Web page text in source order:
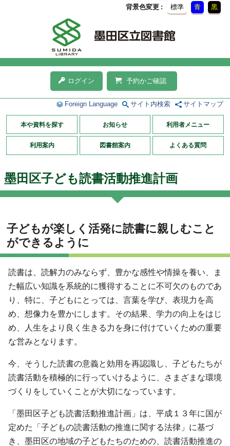
背景色変更 標準 青 黒
ログイン 予約かご確認
Foreign Language サイト内検索 サイトマップ
本や資料を探す お知らせ 利用者メニュー
利用案内 図書館案内 よくある質問
墨田区子ども読書活動推進計画
子どもが楽しく活発に読書に親しむこと
ができるように
読書は、読解力のみならず、豊かな感性や情操を養い、ま
た幅広い知識を系統的に獲得することに不可欠のものであ
り、特に、子どもにとっては、言葉を学び、表現力を高
め、想像力を豊かにします。その結果、学力の向上をはじ
め、人生をより良く生きる力を身に付けていくための重要
な営みとなります。
今、そうした読書の意義と効用を再認識し、子どもたちが
読書活動を積極的に行っていけるように、さまざまな環境
づくりをしていくことが大切になっています。
「墨田区子ども読書活動推進計画」は、平成１３年に国が
定めた「子どもの読書活動の推進に関する法律」に基づ
き、墨田区の地域の子どもたちのための、読書活動推進の